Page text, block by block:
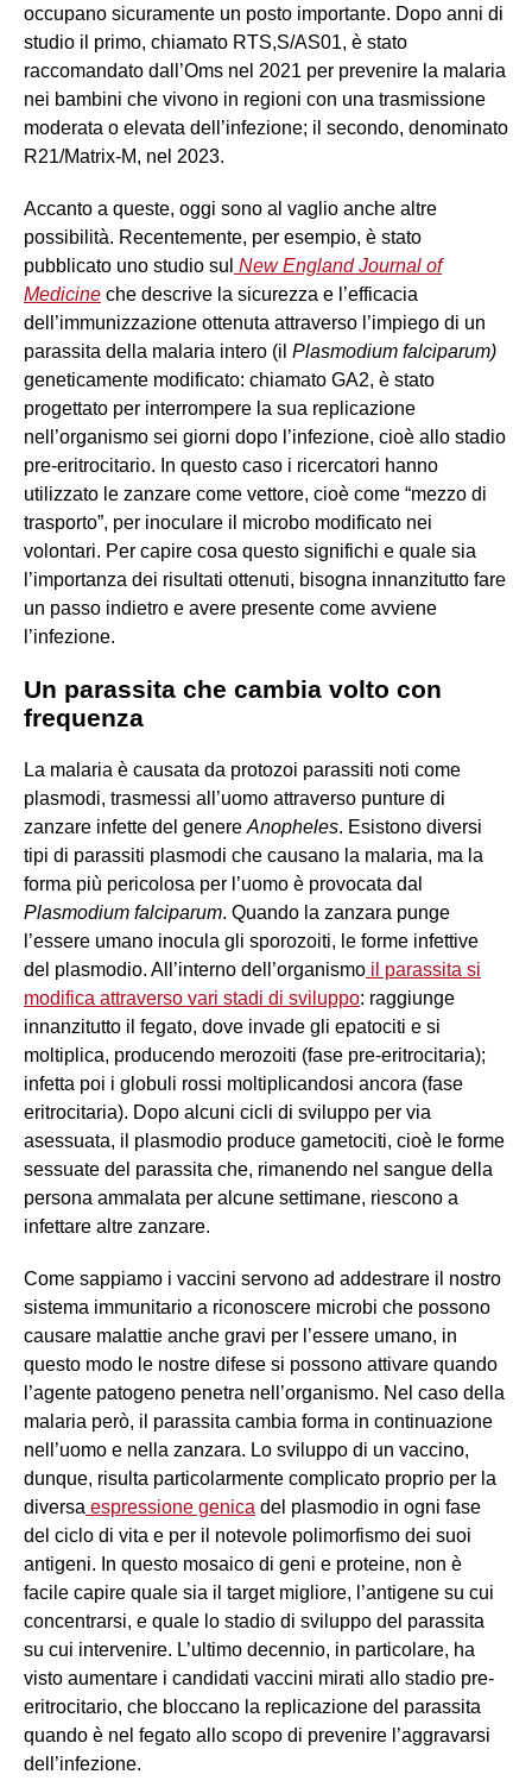
occupano sicuramente un posto importante. Dopo anni di
studio il primo, chiamato RTS,S/AS01, è stato
raccomandato dall’Oms nel 2021 per prevenire la malaria
nei bambini che vivono in regioni con una trasmissione
moderata o elevata dell’infezione; il secondo, denominato
R21/Matrix-M, nel 2023.
Accanto a queste, oggi sono al vaglio anche altre
possibilità. Recentemente, per esempio, è stato
pubblicato uno studio sul New England Journal of
Medicine che descrive la sicurezza e l’efficacia
dell’immunizzazione ottenuta attraverso l’impiego di un
parassita della malaria intero (il Plasmodium falciparum)
geneticamente modificato: chiamato GA2, è stato
progettato per interrompere la sua replicazione
nell’organismo sei giorni dopo l’infezione, cioè allo stadio
pre-eritrocitario. In questo caso i ricercatori hanno
utilizzato le zanzare come vettore, cioè come “mezzo di
trasporto”, per inoculare il microbo modificato nei
volontari. Per capire cosa questo significhi e quale sia
l’importanza dei risultati ottenuti, bisogna innanzitutto fare
un passo indietro e avere presente come avviene
l’infezione.
Un parassita che cambia volto con
frequenza
La malaria è causata da protozoi parassiti noti come
plasmodi, trasmessi all’uomo attraverso punture di
zanzare infette del genere Anopheles. Esistono diversi
tipi di parassiti plasmodi che causano la malaria, ma la
forma più pericolosa per l’uomo è provocata dal
Plasmodium falciparum. Quando la zanzara punge
l’essere umano inocula gli sporozoiti, le forme infettive
del plasmodio. All’interno dell’organismo il parassita si
modifica attraverso vari stadi di sviluppo: raggiunge
innanzitutto il fegato, dove invade gli epatociti e si
moltiplica, producendo merozoiti (fase pre-eritrocitaria);
infetta poi i globuli rossi moltiplicandosi ancora (fase
eritrocitaria). Dopo alcuni cicli di sviluppo per via
asessuata, il plasmodio produce gametociti, cioè le forme
sessuate del parassita che, rimanendo nel sangue della
persona ammalata per alcune settimane, riescono a
infettare altre zanzare.
Come sappiamo i vaccini servono ad addestrare il nostro
sistema immunitario a riconoscere microbi che possono
causare malattie anche gravi per l’essere umano, in
questo modo le nostre difese si possono attivare quando
l’agente patogeno penetra nell’organismo. Nel caso della
malaria però, il parassita cambia forma in continuazione
nell’uomo e nella zanzara. Lo sviluppo di un vaccino,
dunque, risulta particolarmente complicato proprio per la
diversa espressione genica del plasmodio in ogni fase
del ciclo di vita e per il notevole polimorfismo dei suoi
antigeni. In questo mosaico di geni e proteine, non è
facile capire quale sia il target migliore, l’antigene su cui
concentrarsi, e quale lo stadio di sviluppo del parassita
su cui intervenire. L’ultimo decennio, in particolare, ha
visto aumentare i candidati vaccini mirati allo stadio pre-
eritrocitario, che bloccano la replicazione del parassita
quando è nel fegato allo scopo di prevenire l’aggravarsi
dell’infezione.